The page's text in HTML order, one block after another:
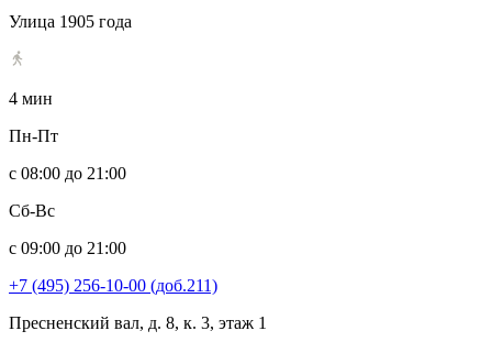
Улица 1905 года
4 мин
Пн-Пт
с 08:00 до 21:00
Сб-Вс
с 09:00 до 21:00
+7 (495) 256-10-00 (доб.211)
Пресненский вал, д. 8, к. 3, этаж 1